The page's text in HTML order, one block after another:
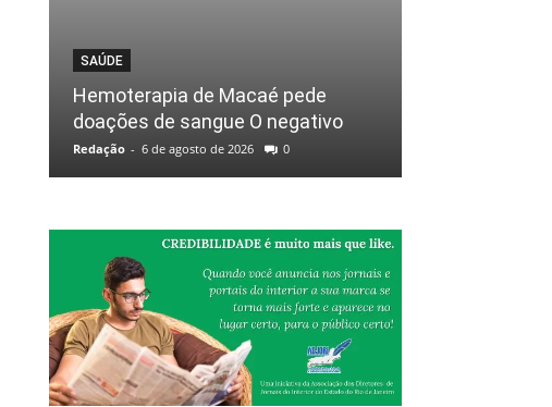
SAÚDE
Hemoterapia de Macaé pede
doações de sangue O negativo
Redação - 6 de agosto de 2026 0